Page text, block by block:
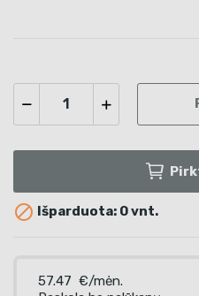
 Išparduota: 0 vnt.